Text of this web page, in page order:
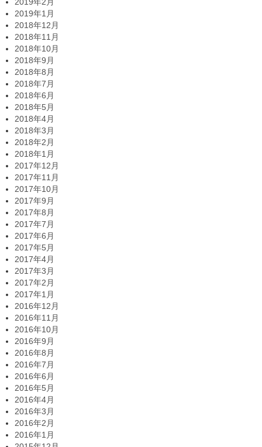
2019年1月
2018年12月
2018年11月
2018年10月
2018年9月
2018年8月
2018年7月
2018年6月
2018年5月
2018年4月
2018年3月
2018年2月
2018年1月
2017年12月
2017年11月
2017年10月
2017年9月
2017年8月
2017年7月
2017年6月
2017年5月
2017年4月
2017年3月
2017年2月
2017年1月
2016年12月
2016年11月
2016年10月
2016年9月
2016年8月
2016年7月
2016年6月
2016年5月
2016年4月
2016年3月
2016年2月
2016年1月